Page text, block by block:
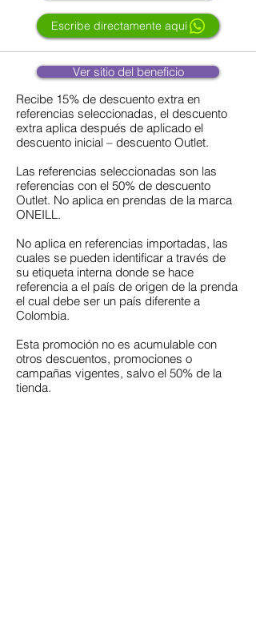
Escribe directamente aquí
Ver sitio del beneficio
Recibe 15% de descuento extra en
referencias seleccionadas, el descuento
extra aplica después de aplicado el
descuento inicial – descuento Outlet.
Las referencias seleccionadas son las
referencias con el 50% de descuento
Outlet. No aplica en prendas de la marca
ONEILL.
No aplica en referencias importadas, las
cuales se pueden identificar a través de
su etiqueta interna donde se hace
referencia a el país de origen de la prenda
el cual debe ser un país diferente a
Colombia.
Esta promoción no es acumulable con
otros descuentos, promociones o
campañas vigentes, salvo el 50% de la
tienda.